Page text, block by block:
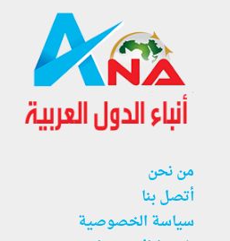
من نحن
أتصل بنا
سياسة الخصوصية